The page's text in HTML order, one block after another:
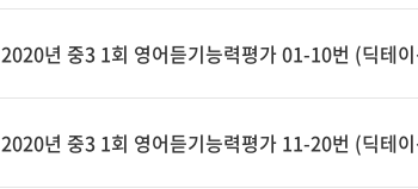
2020년 중3 1회 영어듣기능력평가 01-10번 (딕테
2020년 중3 1회 영어듣기능력평가 11-20번 (딕테